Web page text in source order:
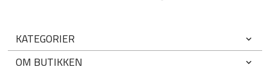
KATEGORIER
OM BUTIKKEN